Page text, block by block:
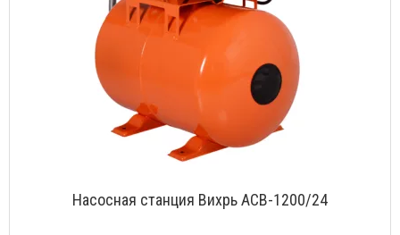
Насосная станция Вихрь ACB-1200/24